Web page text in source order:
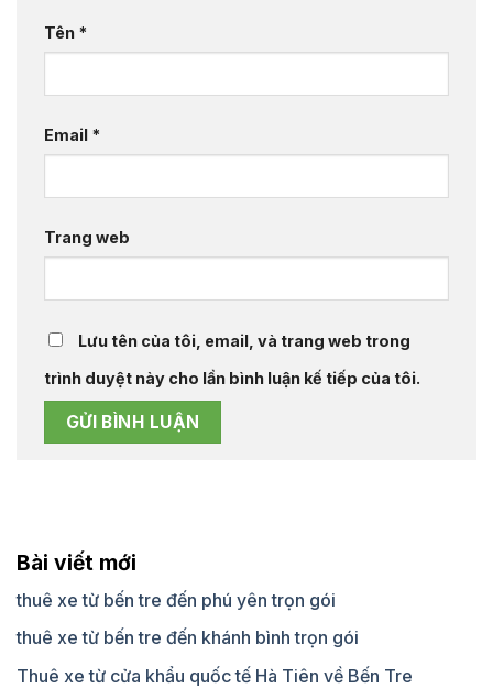
Tên *
Email *
Trang web
Lưu tên của tôi, email, và trang web trong
trình duyệt này cho lần bình luận kế tiếp của tôi.
Bài viết mới
thuê xe từ bến tre đến phú yên trọn gói
thuê xe từ bến tre đến khánh bình trọn gói
Thuê xe từ cửa khẩu quốc tế Hà Tiên về Bến Tre